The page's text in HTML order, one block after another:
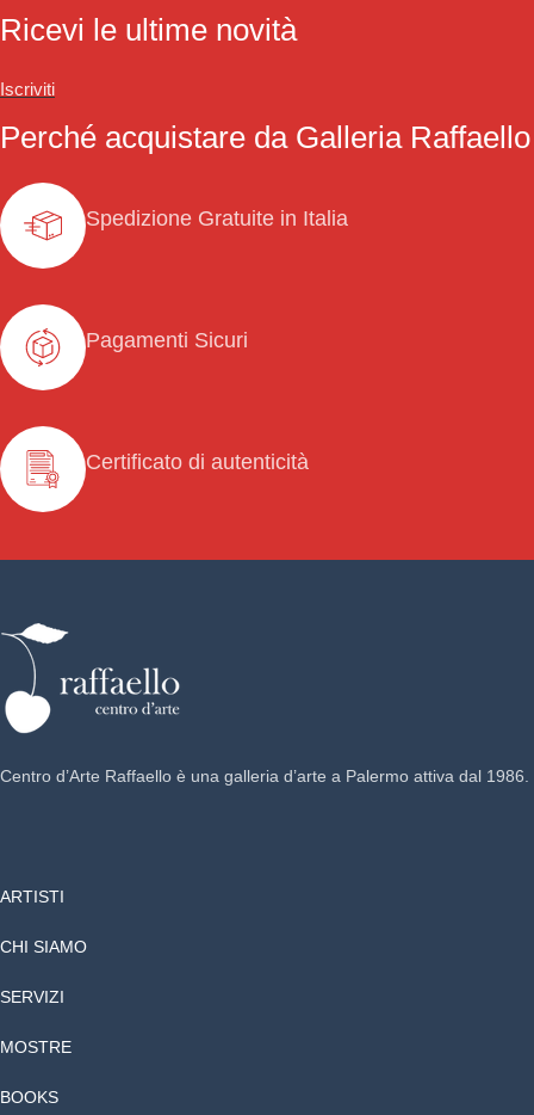
Ricevi le ultime novità
Iscriviti
Perché acquistare da Galleria Raffaello
Spedizione Gratuite in Italia
Pagamenti Sicuri
Certificato di autenticità
Centro d’Arte Raffaello è una galleria d’arte a Palermo attiva dal 1986.
ARTISTI
CHI SIAMO
SERVIZI
MOSTRE
BOOKS